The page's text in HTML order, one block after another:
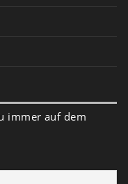
immer auf dem